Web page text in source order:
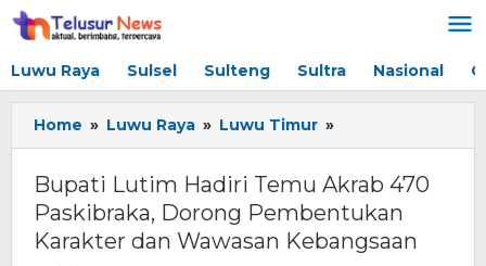
Lewati
ke
Luwu Raya Sulsel Sulteng Sultra Nasional
Home » Luwu Raya » Luwu Timur »
Lutim
Temu
Akrab
470
Bupati Lutim Hadiri Temu Akrab 470
Paskibraka, Dorong Pembentukan
Karakter dan Wawasan Kebangsaan